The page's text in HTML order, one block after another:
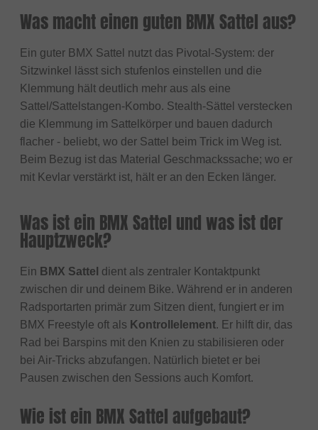
Was macht einen guten BMX Sattel aus?
Ein guter BMX Sattel nutzt das Pivotal-System: der
Sitzwinkel lässt sich stufenlos einstellen und die
Klemmung hält deutlich mehr aus als eine
Sattel/Sattelstangen-Kombo. Stealth-Sättel verstecken
die Klemmung im Sattelkörper und bauen dadurch
flacher - beliebt, wo der Sattel beim Trick im Weg ist.
Beim Bezug ist das Material Geschmackssache; wo er
mit Kevlar verstärkt ist, hält er an den Ecken länger.
Was ist ein BMX Sattel und was ist der
Hauptzweck?
Ein BMX Sattel dient als zentraler Kontaktpunkt
zwischen dir und deinem Bike. Während er in anderen
Radsportarten primär zum Sitzen dient, fungiert er im
BMX Freestyle oft als Kontrollelement. Er hilft dir, das
Rad bei Barspins mit den Knien zu stabilisieren oder
bei Air-Tricks abzufangen. Natürlich bietet er bei
Pausen zwischen den Sessions auch Komfort.
Wie ist ein BMX Sattel aufgebaut?